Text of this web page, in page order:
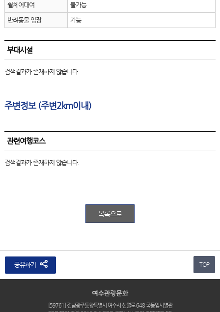
휠체어대여 불가능
반려동물 입장 가능
부대시설
검색결과가 존재하지 않습니다.
주변정보 (주변2km이내)
관련여행코스
검색결과가 존재하지 않습니다.
목록으로
공유하기 TOP
[59761] 전남광주통합특별시 여수시 신월로 648 국동임시별관